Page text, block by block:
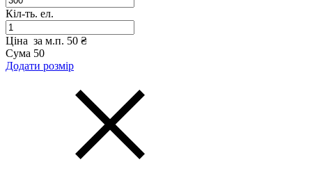
Кіл-ть. ел.
Ціна за м.п. 50 ₴
Сума 50
Додати розмір